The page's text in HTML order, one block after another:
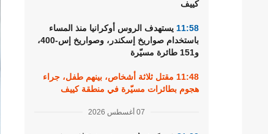
كييف
11:58 يستهدف الروس أوكرانيا منذ المساء
باستخدام صواريخ إسكندر، وصواريخ إس-400،
و151 طائرة مسيّرة
11:48 مقتل ثلاثة أشخاص، بينهم طفل، جراء
هجوم بطائرات مسيّرة في منطقة كييف
07 أغسطس 2026